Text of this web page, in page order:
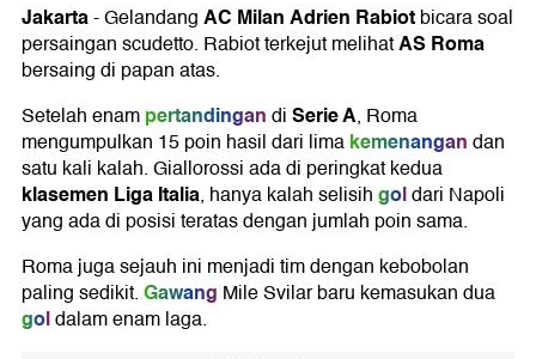
Jakarta-GelandangAC MilanAdrien Rabiotbicara soal
persaingan scudetto. Rabiot terkejut melihatAS Roma
bersaing di papan atas.
Setelah enampertandingandiSerie A, Roma
mengumpulkan 15 poin hasil dari limakemenangandan
satu kali kalah. Giallorossi ada di peringkat kedua
klasemen Liga Italia, hanya kalah selisihgoldari Napoli
yang ada di posisi teratas dengan jumlah poin sama.
Roma juga sejauh ini menjadi tim dengan kebobolan
paling sedikit.Gawang Mile Svilar baru kemasukan dua
goldalam enam laga.